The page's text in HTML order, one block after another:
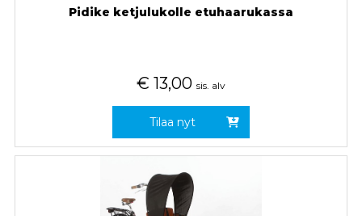
Pidike ketjulukolle etuhaarukassa
€ 13,00 sis. alv
Tilaa nyt